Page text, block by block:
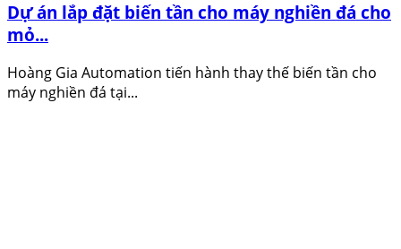
Dự án lắp đặt biến tần cho máy nghiền đá cho
mỏ...
Hoàng Gia Automation tiến hành thay thế biến tần cho
máy nghiền đá tại...